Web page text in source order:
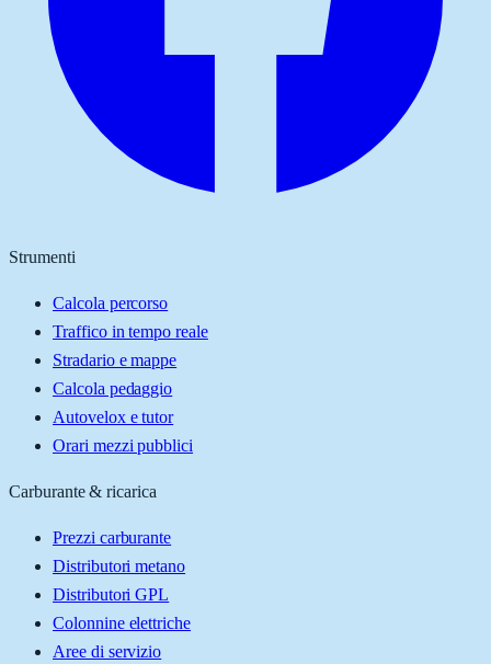
Strumenti
Calcola percorso
Traffico in tempo reale
Stradario e mappe
Calcola pedaggio
Autovelox e tutor
Orari mezzi pubblici
Carburante & ricarica
Prezzi carburante
Distributori metano
Distributori GPL
Colonnine elettriche
Aree di servizio